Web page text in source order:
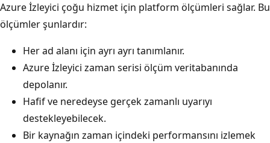
Azure İzleyici çoğu hizmet için platform ölçümleri sağlar. Bu
ölçümler şunlardır:
Her ad alanı için ayrı ayrı tanımlanır.
Azure İzleyici zaman serisi ölçüm veritabanında
depolanır.
Hafif ve neredeyse gerçek zamanlı uyarıyı
destekleyebilecek.
Bir kaynağın zaman içindeki performansını izlemek